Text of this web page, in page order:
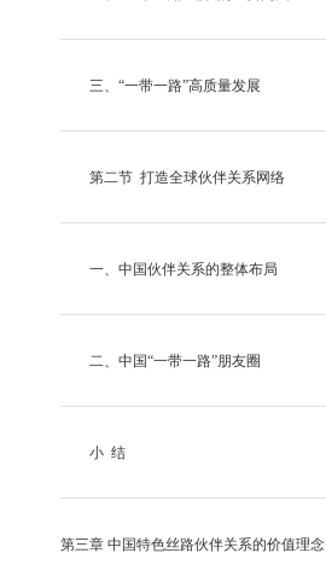
三、 “一带一路”高质量发展
第二节 打造全球伙伴关系网络
一、中国伙伴关系的整体布局
二、中国“一带一路”朋友圈
小 结
第三章 中国特色丝路伙伴关系的价值理念